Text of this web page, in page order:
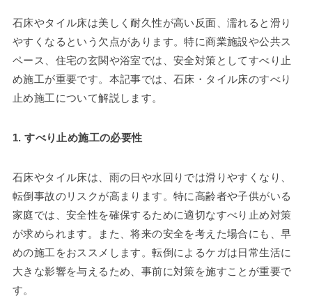
石床やタイル床は美しく耐久性が高い反面、濡れると滑り
やすくなるという欠点があります。特に商業施設や公共ス
ペース、住宅の玄関や浴室では、安全対策としてすべり止
め施工が重要です。本記事では、石床・タイル床のすべり
止め施工について解説します。
1. すべり止め施工の必要性
石床やタイル床は、雨の日や水回りでは滑りやすくなり、
転倒事故のリスクが高まります。特に高齢者や子供がいる
家庭では、安全性を確保するために適切なすべり止め対策
が求められます。また、将来の安全を考えた場合にも、早
めの施工をおススメします。転倒によるケガは日常生活に
大きな影響を与えるため、事前に対策を施すことが重要で
す。